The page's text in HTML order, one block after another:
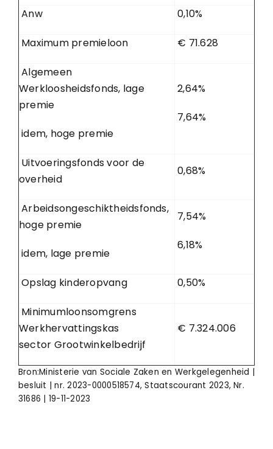
Anw 0,10%
Maximum premieloon € 71.628
Algemeen
Werkloosheidsfonds, lage
premie
idem, hoge premie
2,64%
7,64%
Uitvoeringsfonds voor de
overheid
0,68%
Arbeidsongeschiktheidsfonds,
hoge premie
idem, lage premie
7,54%
6,18%
Opslag kinderopvang 0,50%
Minimumloonsomgrens
Werkhervattingskas
sector Grootwinkelbedrijf
€ 7.324.006
Bron:Ministerie van Sociale Zaken en Werkgelegenheid |
besluit | nr. 2023-0000518574, Staatscourant 2023, Nr.
31686 | 19-11-2023